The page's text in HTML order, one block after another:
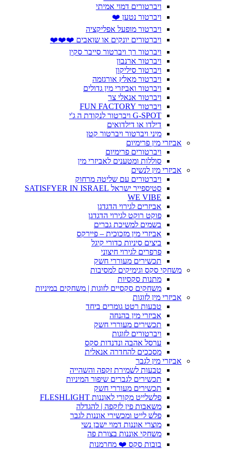
ויברטורים דמוי אמיתי
ויברטור נטען ❤️
ויברטור מופעל אפליקציה
ויברטורים יונקים או שואבים ❤️❤️❤️
ויברטור רך ויברטור סייבר סקין
ויברטור ארנבון
ויברטור סיליקון
ויברטור מאלץ אורגזמה
ויברטור ואביזרי מין גדולים
ויברטור אנאלי צר
ויברטור FUN FACTORY
G-SPOT ויברטור לנקודת ה ג'י
דילדו או דילדואים
מיני ויברטור ויברטור קטן
אביזרי מין פרימיום
ויברטורים פרימיום
סוללות ומטענים לאביזרי מין
אביזרי מין לנשים
ויברטורים עם שליטה מרחוק
סטיספייר ישראל SATISFYER IN ISRAEL
WE VIBE
אביזרים לגירוי הדגדגן
פוקט רוקט לגירוי הדגדגן
בשמים למשיכת גברים
אביזרי מין מזכוכית – פיירקס
ביצים סיניות כדורי קיגל
פרפרים לגירוי חיצוני
תכשירים מעוררי חשק
משחקי סקס וגימיקים למסיבות
מתנות סקסיות
משחקים סקסיים לזוגות | משחקים במיניות
אביזרי מין לזוגות
טבעות רטט גומרים ביחד
אביזרי מין בהנחה
תכשירים מעוררי חשק
ויברטורים לזוגות
ערסל אהבה ונדנדות סקס
מסככים להחדרה אנאלית
אביזרי מין לגבר
טבעות לשמירת זקפה והשהייה
תכשירים לגברים שיפור המיניות
תכשירים מעוררי חשק
פלשלייט מקורי לאוננות FLESHLIGHT
משאבות פין לזקפה | להגדלה
פלש לייט ומכשירי אוננות לגבר
מוצרי אוננות דמוי ישבן נשי
משחקי אוננות בצורת פה
בובות סקס ❤️ מחרמנות